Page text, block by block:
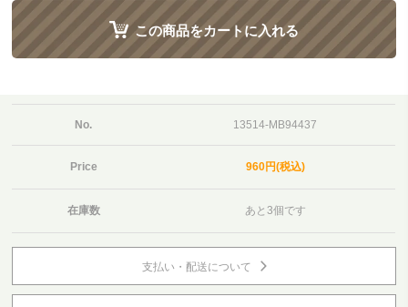
この商品をカートに入れる
No. 13514-MB94437
Price 960円(税込)
在庫数 あと3個です
支払い・配送について